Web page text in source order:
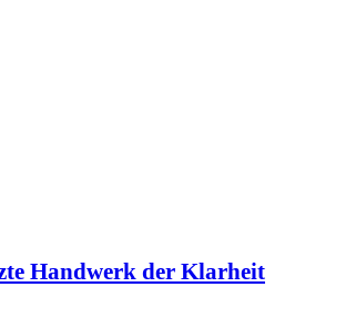
Handwerk der Klarheit